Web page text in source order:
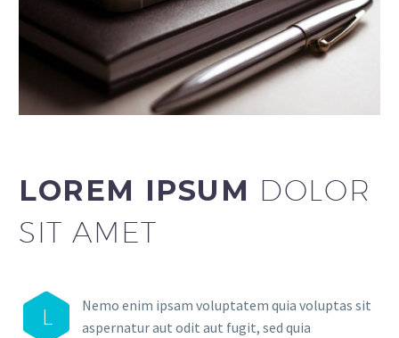
LOREM IPSUM DOLOR
SIT AMET
L
Nemo enim ipsam voluptatem quia voluptas sit
aspernatur aut odit aut fugit, sed quia